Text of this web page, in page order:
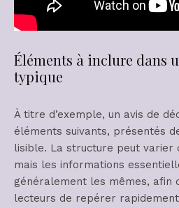
Éléments à inclure dans
typique
À titre d’exemple, un avis de
éléments suivants, présentés
lisible. La structure peut varier
mais les informations
généralement les mêmes, afin
lecteurs de repérer